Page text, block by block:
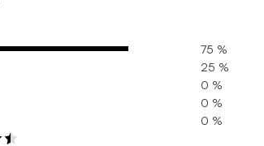
75 %
25 %
0 %
0 %
0 %